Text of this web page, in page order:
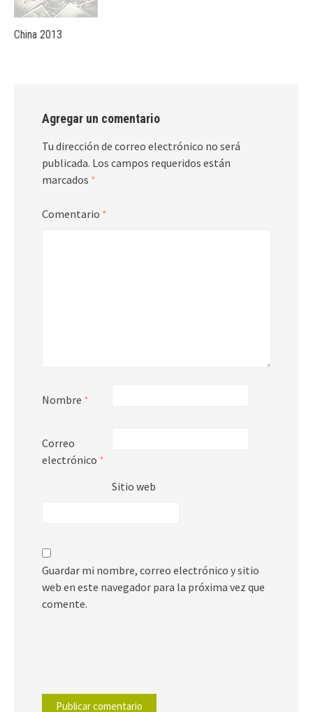
China 2013
Agregar un comentario
Tu dirección de correo electrónico no será
publicada. Los campos requeridos están
marcados *
Comentario *
Nombre *
Correo
electrónico *
Sitio web
Guardar mi nombre, correo electrónico y sitio
web en este navegador para la próxima vez que
comente.